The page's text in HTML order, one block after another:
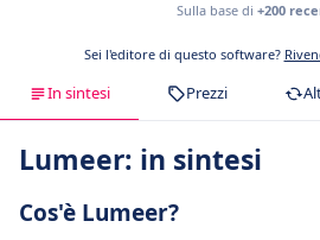
Sulla base di +200
Sei l'editore di questo software?
In sintesi Prezzi
Lumeer: in sintesi
Cos'è Lumeer?